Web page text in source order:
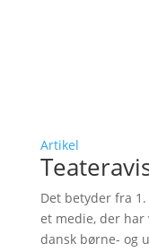
Artikel
Det betyder fra
et medie, der
dansk børne- og